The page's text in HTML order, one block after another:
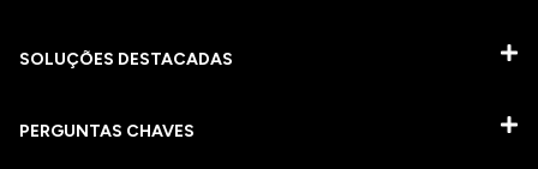
SOLUÇÕES DESTACADAS
PERGUNTAS CHAVES​